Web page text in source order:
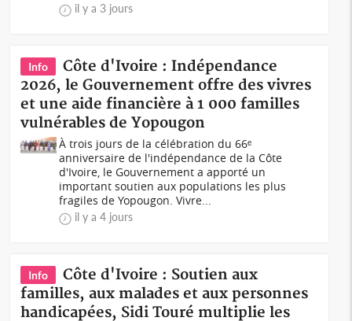
il y a 3 jours
Info
Côte d'Ivoire : Indépendance
2026, le Gouvernement offre des vivres
et une aide financière à 1 000 familles
vulnérables de Yopougon
À trois jours de la célébration du 66ᵉ
anniversaire de l'indépendance de la Côte
d'Ivoire, le Gouvernement a apporté un
important soutien aux populations les plus
fragiles de Yopougon. Vivre...
il y a 4 jours
Info
Côte d'Ivoire : Soutien aux
familles, aux malades et aux personnes
handicapées, Sidi Touré multiplie les